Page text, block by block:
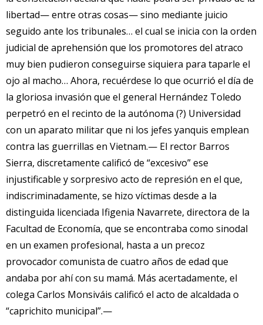
libertad— entre otras cosas— sino mediante juicio
seguido ante los tribunales… el cual se inicia con la orden
judicial de aprehensión que los promotores del atraco
muy bien pudieron conseguirse siquiera para taparle el
ojo al macho… Ahora, recuérdese lo que ocurrió el día de
la gloriosa invasión que el general Hernández Toledo
perpetró en el recinto de la autónoma (?) Universidad
con un aparato militar que ni los jefes yanquis emplean
contra las guerrillas en Vietnam.— El rector Barros
Sierra, discretamente calificó de “excesivo” ese
injustificable y sorpresivo acto de represión en el que,
indiscriminadamente, se hizo víctimas desde a la
distinguida licenciada Ifigenia Navarrete, directora de la
Facultad de Economía, que se encontraba como sinodal
en un examen profesional, hasta a un precoz
provocador comunista de cuatro años de edad que
andaba por ahí con su mamá. Más acertadamente, el
colega Carlos Monsiváis calificó el acto de alcaldada o
“caprichito municipal”.—